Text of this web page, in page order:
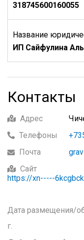
318745600160055
Название
ИП Сайфулина
Контакты
Адрес
Телефоны
Почта
Сайт
https://xn-----
Дата размещения/
г.